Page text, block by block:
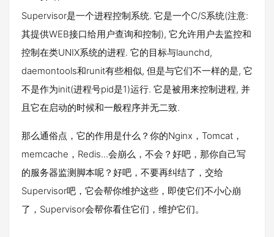
Supervisor是一个进程控制系统. 它是一个C/S系统(注意:
其提供WEB接口给用户查询和控制), 它允许用户去监控和
控制在类UNIX系统的进程. 它的目标与launchd,
daemontools和runit有些相似, 但是与它们不一样的是, 它
不是作为init(进程号pid是1)运行. 它是被用来控制进程, 并
且它在启动的时候和一般程序并无二致.
那么通俗点，它的作用是什么？你的Nginx，Tomcat，
memcache，Redis...会崩么，不会？好吧，那你自己写
的服务器监测脚本呢？好吧，不要再纠结了，交给
Supervisor吧，它会帮你维护这些，即使它们不小心崩
了，Supervisor会帮你看住它们，维护它们。